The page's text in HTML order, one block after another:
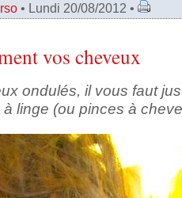
• Lundi 20/08/2012 •
vos cheveux
ondulés, il vous faut
linge (ou pinces à